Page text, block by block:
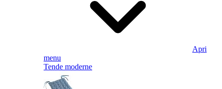
Apri
menu
Tende moderne